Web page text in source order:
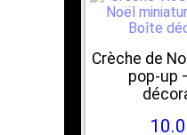
Crèche de
pop-up